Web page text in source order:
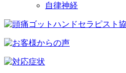
自律神経